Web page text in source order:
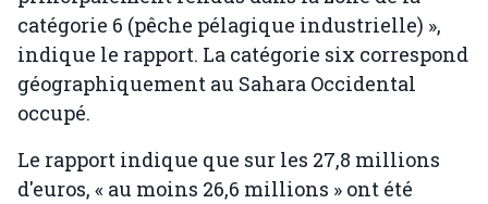
catégorie 6 (pêche pélagique industrielle) »,
indique le rapport. La catégorie six correspond
géographiquement au Sahara Occidental
occupé.
Le rapport indique que sur les 27,8 millions
d'euros, « au moins 26,6 millions » ont été